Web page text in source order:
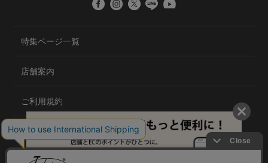
特集ページ一覧
店舗案内
ご利用規約
プライバシーポリシー